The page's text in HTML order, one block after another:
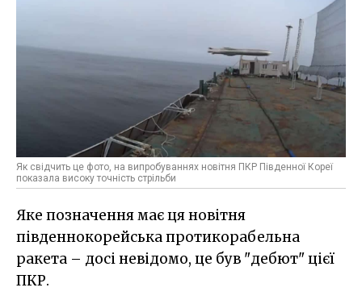
Як свідчить це фото, на випробуваннях новітня ПКР Південної Кореї
показала високу точність стрільби
Яке позначення має ця новітня
південнокорейська протикорабельна
ракета – досі невідомо, це був "дебют" цієї
ПКР.